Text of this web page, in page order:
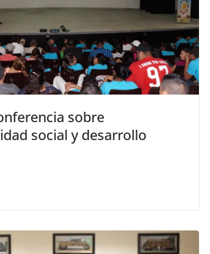
sobre
social y desarrollo